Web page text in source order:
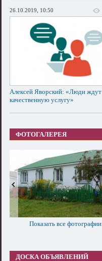
26.10.2019, 10:50
Алексей Яворский: «Люди ждут
качественную услугу»
ФОТОГАЛЕРЕЯ
Показать все фотографии
ДОСКА ОБЪЯВЛЕНИЙ